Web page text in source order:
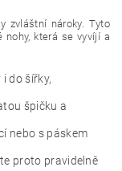
zvláštní nároky. Tyto
nohy, která se vyvíjí a
do šířky,
špičku a
nebo s páskem
proto pravidelně